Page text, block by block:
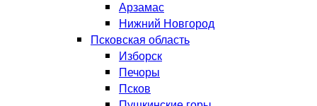
Арзамас
Нижний Новгород
Псковская область
Изборск
Печоры
Псков